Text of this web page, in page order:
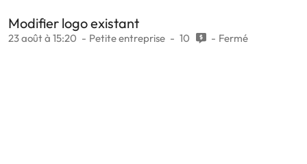
Modifier logo existant
23 août à 15:20 Petite entreprise 10 Fermé